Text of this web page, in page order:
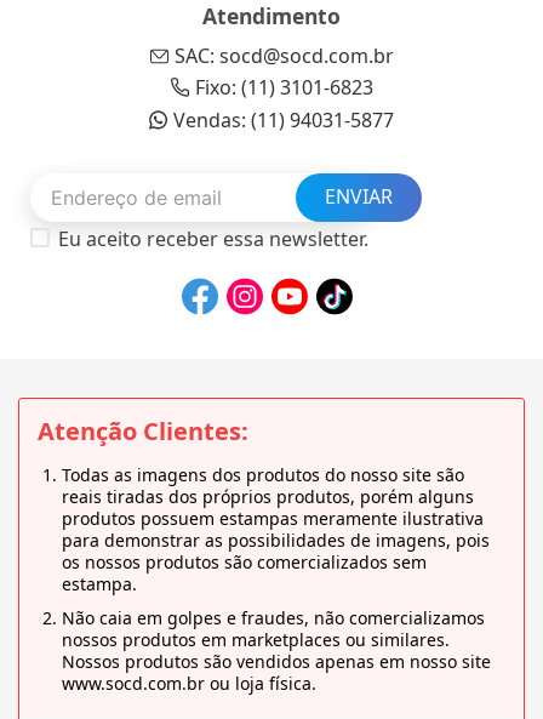
Atendimento
SAC: socd@socd.com.br
Fixo: (11) 3101-6823
Vendas: (11) 94031-5877
ENVIAR
Eu aceito receber essa newsletter.
Atenção Clientes:
Todas as imagens dos produtos do nosso site são
reais tiradas dos próprios produtos, porém alguns
produtos possuem estampas meramente ilustrativa
para demonstrar as possibilidades de imagens, pois
os nossos produtos são comercializados sem
estampa.
Não caia em golpes e fraudes, não comercializamos
nossos produtos em marketplaces ou similares.
Nossos produtos são vendidos apenas em nosso site
www.socd.com.br ou loja física.